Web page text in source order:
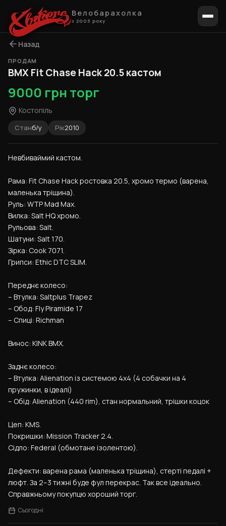
Велобарахолка
з 2003 року
Назад
ПРОДАМ
BMX Fit Chase Hack 20.5 кастом
9000 грн торг
Костопіль
Станб/у Рік2010
Невбиваймий кастом.
Рама: Fit Chase Hack ростовка 20.5, хромо термо (варена,
маленька тріщина).
Руль: WTP Mad Max.
Вилка: Salt HQ хромо.
Рульова: Salt.
Шатуни: Salt 170.
Зірка: Cook 7071.
Грипси: Ethic DTC SLIM.
Переднє колесо:
– Втулка: Saltplus Trapez
– Обод: Fly Piramide 17
– Спиці: Richman
Винос: KINK BMX.
Заднє колесо:
– Втулка: Alienation із системою 4х4 (4 собачки на 4
пружинки, в ідеалі)
– Обід: Alienation (440 rim), стан нормальний, трішки коцок
Цеп: KMS.
Покришки: Mission Tracker 2.4.
Сідло: Federal (обмотане ізолентою).
Дефекти: варена рама (маленька тріщина), стерті педалі +
люфт. За 2–3 тижні буде фул перекрас. Так все ідеально.
Справжньому покупцю хороший торг.
Сьогодні